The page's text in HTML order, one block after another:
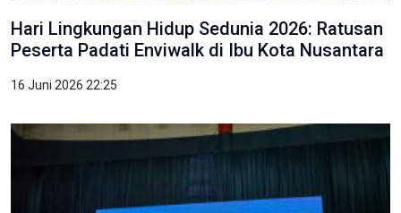
Hari Lingkungan Hidup Sedunia 2026: Ratusan
Peserta Padati Enviwalk di Ibu Kota Nusantara
16 Juni 2026 22:25